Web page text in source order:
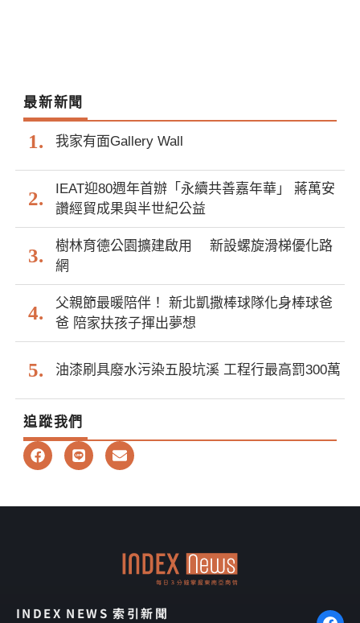
最新新聞
我家有面Gallery Wall
IEAT迎80週年首辦「永續共善嘉年華」 蔣萬安
讚經貿成果與半世紀公益
樹林育德公園擴建啟用 新設螺旋滑梯優化路
網
父親節最暖陪伴！ 新北凱撒棒球隊化身棒球爸
爸 陪家扶孩子揮出夢想
油漆刷具廢水污染五股坑溪 工程行最高罰300萬
追蹤我們
F
a
b
L
i
E
n
l
INDEX NEWS 索引新聞